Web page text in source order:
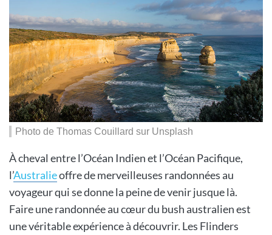
Photo de Thomas Couillard sur Unsplash
À cheval entre l’Océan Indien et l’Océan Pacifique,
l’Australieoffre de merveilleuses randonnées au
voyageur qui se donne la peine de venir jusque là.
Faire une randonnée au cœur du bush australien est
une véritable expérience à découvrir. Les Flinders